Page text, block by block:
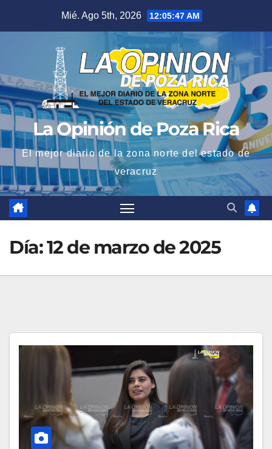
Mié. Ago 5th, 2026 12:05:48 AM
La Opinión de Poza Rica
El mejor diario de la zona norte del estado de
veracruz
Día:12 de marzo de 2025